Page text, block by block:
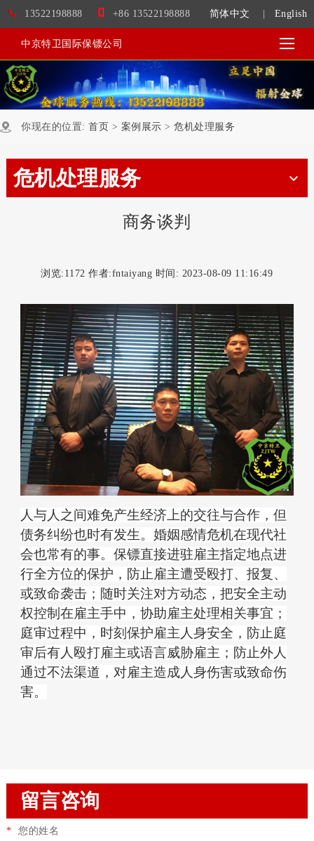
简体中文 English
13522198888 +86 13522198888
中京特卫国际保镖公司
你现在的位置: 首页 > 案例展示 > 危机处理服务
危机处理服务
商务谈判
浏览: 1172 作者:fntaiyang 时间: 2023-08-09 11:16:49
人与人之间难免产生经济上的交往与合作，但
债务纠纷也时有发生。 婚姻感情危机在现代社
会也常有的事。 保镖直接进驻雇主指定地点进
行全方位的保护，防止雇主遭受殴打、报复、
或致命袭击；随时关注对方动态，把安全主动
权控制在雇主手中，协助雇主处理相关事宜；
庭审过程中，时刻保护雇主人身安全，防止庭
审后有人殴打雇主或语言威胁雇主；防止外人
通过不法渠道，对雇主造成人身伤害或致命伤
害。
留言咨询
* 您的姓名